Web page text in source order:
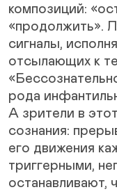
композиций:
«продолжить».
сигналы,
отсылающих к
рода
А зрители в
сознания:
его движения
триггерными,
останавливают,